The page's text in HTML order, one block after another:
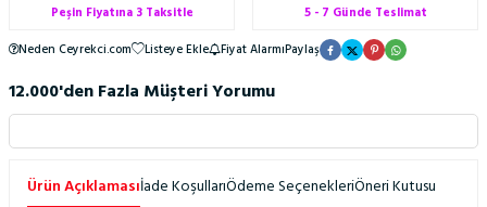
Peşin Fiyatına 3 Taksitle
5 - 7 Günde Teslimat
Neden Ceyrekci.com
Listeye Ekle Fiyat AlarmıPaylaş
12.000'den Fazla Müşteri Yorumu
Ürün Açıklamasıİade KoşullarıÖdeme SeçenekleriÖneri Kutusu